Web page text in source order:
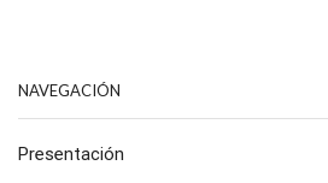
NAVEGACIÓN
Presentación